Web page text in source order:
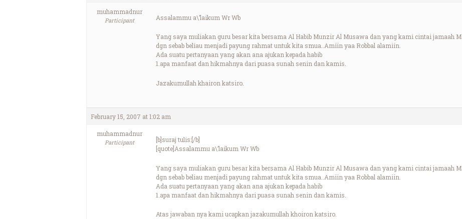
muhammadnur
Participant Assalammu a\’laikum Wr Wb
Yang saya muliakan guru besar kita bersama Al Habib Munzir Al Musawa dan yang kami cintai jamaah
dgn sebab beliau menjadi payung rahmat untuk kita smua..Amiin yaa Robbal alamiin.
Ada suatu pertanyaan yang akan ana ajukan kepada habib
1.apa manfaat dan hikmahnya dari puasa sunah senin dan kamis.
Jazakumullah khairon katsiro.
February 15, 2007 at 1:02 am
muhammadnur
Participant
[b]suraj tulis:[/b]
[quote]Assalammu a\’laikum Wr Wb
Yang saya muliakan guru besar kita bersama Al Habib Munzir Al Musawa dan yang kami cintai jamaah
dgn sebab beliau menjadi payung rahmat untuk kita smua..Amiin yaa Robbal alamiin.
Ada suatu pertanyaan yang akan ana ajukan kepada habib
1.apa manfaat dan hikmahnya dari puasa sunah senin dan kamis.
Atas jawaban nya kami ucapkan jazakumullah khoiron katsiro.